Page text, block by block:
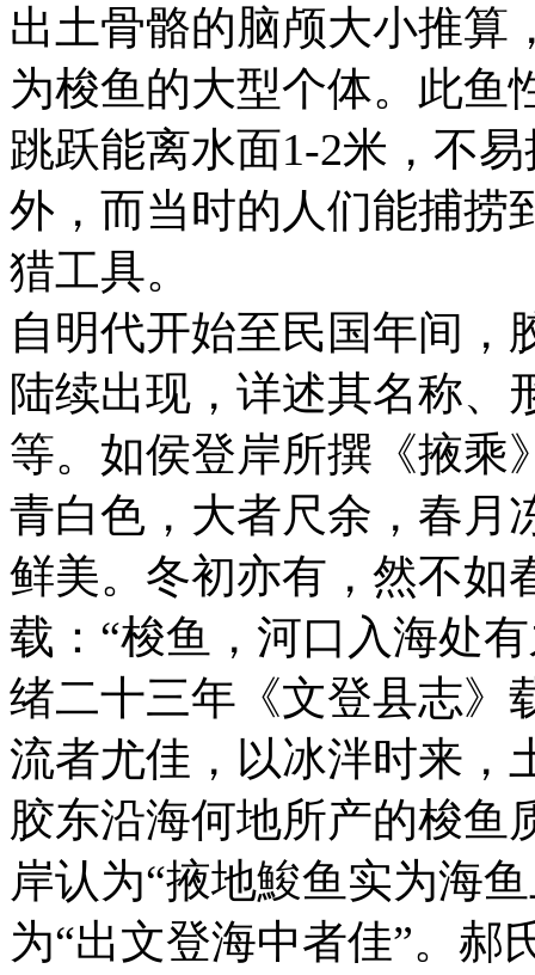
出土骨骼的脑颅大小推算
为梭鱼的大型个体。此鱼
跳跃能离水面1-2米，不
外，而当时的人们能捕捞
猎工具。
自明代开始至民国年间，
陆续出现，详述其名称、
等。如侯登岸所撰《掖乘
青白色，大者尺余，春月
鲜美。冬初亦有，然不如
载：“梭鱼，河口入海处
绪二十三年《文登县志》
流者尤佳，以冰泮时来，
胶东沿海何地所产的梭鱼
岸认为“掖地鮻鱼实为海
为“出文登海中者佳”。郝